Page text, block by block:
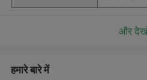
और
हमारे बारे में